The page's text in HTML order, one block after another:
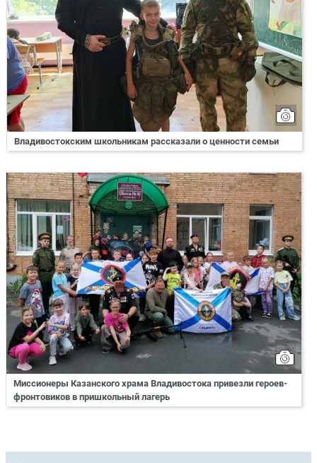
Владивостокским школьникам рассказали о ценности семьи
Миссионеры Казанского храма Владивостока привезли героев-
фронтовиков в пришкольный лагерь